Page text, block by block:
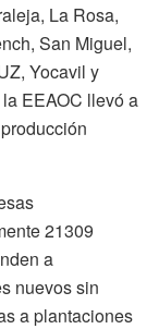
La Rosa,
San Miguel,
Yocavil y
EEAOC llevó a
21309
a
nuevos sin
a plantaciones